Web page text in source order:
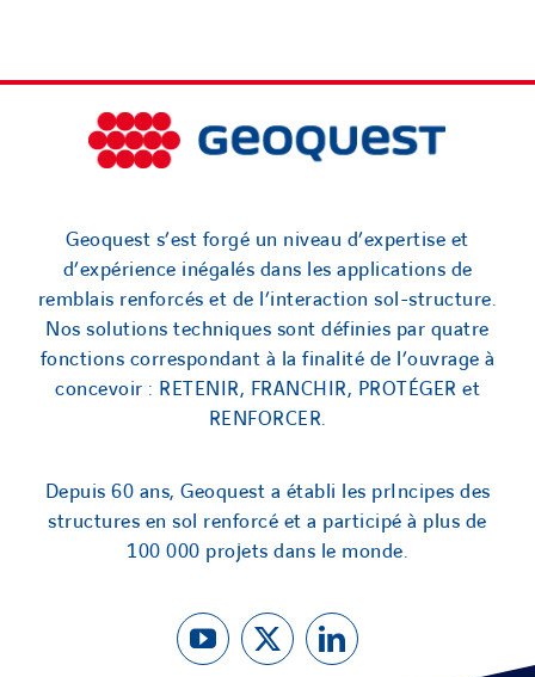
Geoquest s’est forgé un niveau d’expertise et
d’expérience inégalés dans les applications de
remblais renforcés et de l’interaction sol-structure.
Nos solutions techniques sont définies par quatre
fonctions correspondant à la finalité de l’ouvrage à
concevoir : RETENIR, FRANCHIR, PROTÉGER et
RENFORCER.
Depuis 60 ans, Geoquest a établi les prIncipes des
structures en sol renforcé et a participé à plus de
100 000 projets dans le monde.